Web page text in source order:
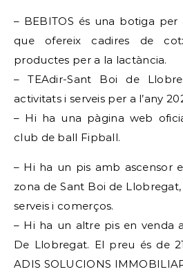
– BEBITOS és una botiga
que ofereix cadires de
productes per a la lactància.
– TEAdir-Sant Boi de
activitats i serveis per a l’any
– Hi ha una pàgina web
club de ball Fipball.
– Hi ha un pis amb ascensor
zona de Sant Boi de
serveis i comerços.
– Hi ha un altre pis en venda
De Llobregat. El preu és de
ADIS SOLUCIONS